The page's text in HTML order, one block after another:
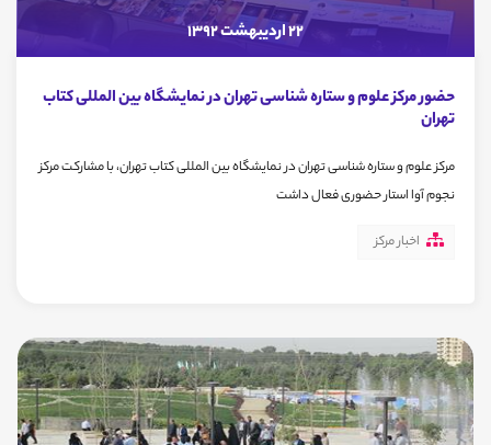
22 اردیبهشت 1392
حضور مرکز علوم و ستاره شناسی تهران در نمایشگاه بین المللی کتاب
تهران
مرکز علوم و ستاره شناسی تهران در نمایشگاه بین المللی کتاب تهران، با مشارکت مرکز
نجوم آوا استار حضوری فعال داشت
اخبار مرکز